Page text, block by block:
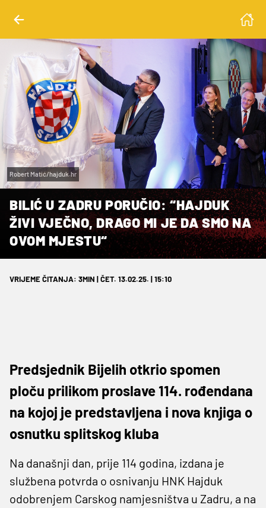
Robert Matić/hajduk.hr
BILIĆ U ZADRU PORUČIO: “HAJDUK
ŽIVI VJEČNO, DRAGO MI JE DA SMO NA
OVOM MJESTU“
VRIJEME ČITANJA: 3MIN | ČET. 13.02.25. | 15:10
Predsjednik Bijelih otkrio spomen
ploču prilikom proslave 114. rođendana
na kojoj je predstavljena i nova knjiga o
osnutku splitskog kluba
Na današnji dan, prije 114 godina, izdana je
službena potvrda o osnivanju HNK Hajduk
odobrenjem Carskog namjesništva u Zadru, a na